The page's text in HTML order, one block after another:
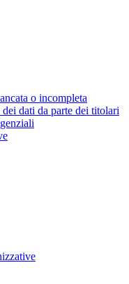
o incompleta
dati da parte dei titolari